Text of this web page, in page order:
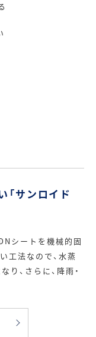
「サンロイド
シートを機械的固
工法なので、水蒸
、さらに、降雨・